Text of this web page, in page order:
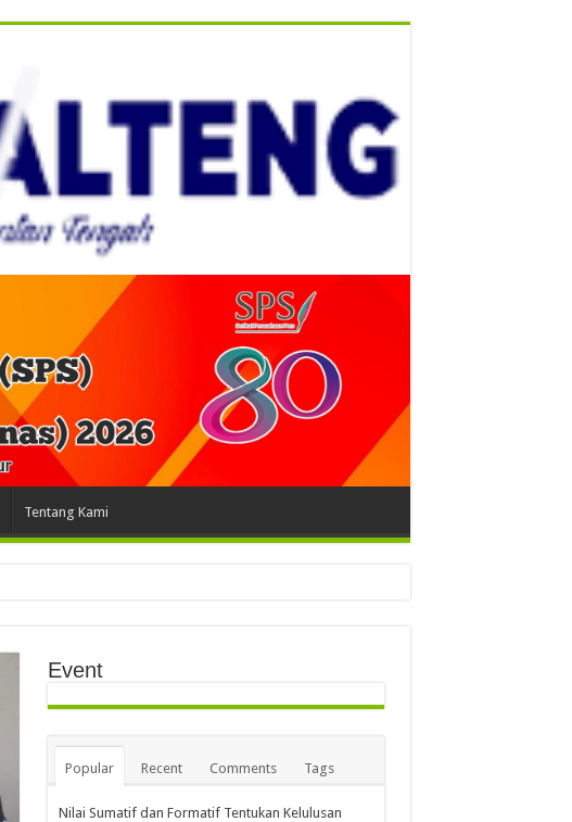
Tentang Kami
Event
Popular Recent Comments Tags
Nilai Sumatif dan Formatif Tentukan Kelulusan